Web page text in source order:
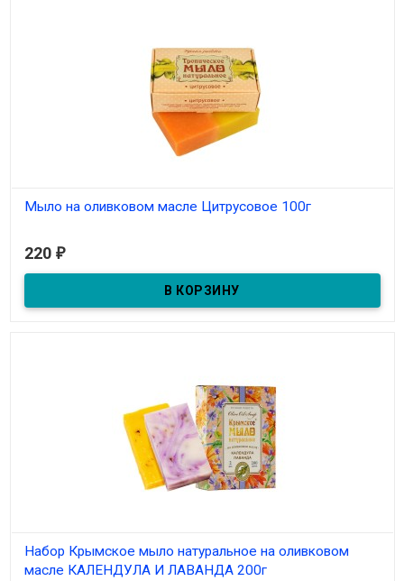
Мыло на оливковом масле Цитрусовое 100г
220 ₽
Набор Крымское мыло натуральное на оливковом
масле КАЛЕНДУЛА И ЛАВАНДА 200г